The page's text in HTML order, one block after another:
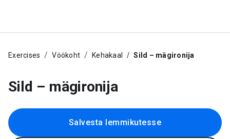
Exercises Vöökoht Kehakaal Sild – mägironija
Sild – mägironija
Salvesta lemmikutesse